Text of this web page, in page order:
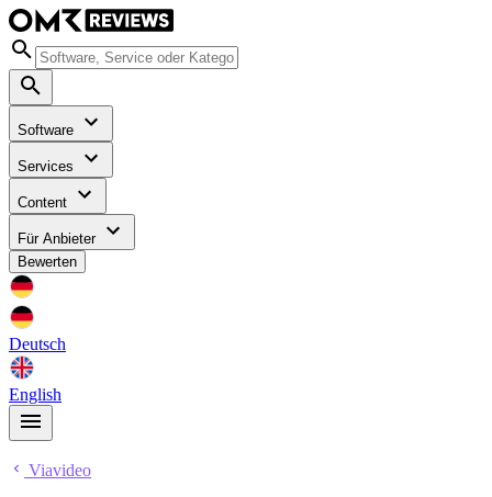
Software
Services
Content
Für Anbieter
Bewerten
Deutsch
English
Viavideo